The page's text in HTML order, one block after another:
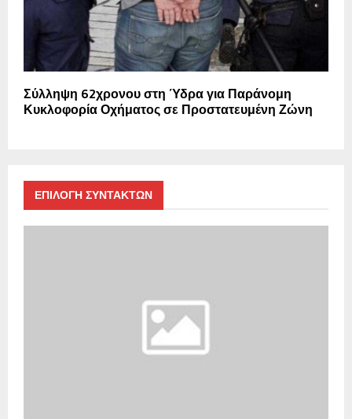
Σύλληψη 62χρονου στη Ύδρα για Παράνομη
Κυκλοφορία Οχήματος σε Προστατευμένη Ζώνη
ΕΠΙΛΟΓΗ ΣΥΝΤΑΚΤΩΝ